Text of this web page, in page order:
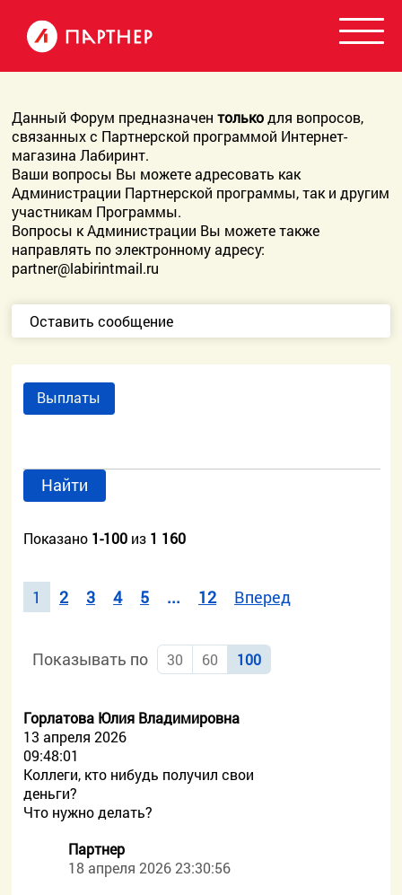
Данный Форум предназначентолькодля вопросов,
связанных с Партнерской программой Интернет-
магазина Лабиринт.
Ваши вопросы Вы можете адресовать как
Администрации Партнерской программы, так и другим
участникам Программы.
Вопросы к Администрации Вы можете также
направлять по электронному адресу:
partner@labirintmail.ru
Оставить сообщение
Выплаты
Найти
Показано 1-100 из 1 160
1 2 3 4 5 ... 12 Вперед
Показывать по 30 60 100
Горлатова Юлия Владимировна
13 апреля 2026
09:48:01
Коллеги, кто нибудь получил свои
деньги?
Что нужно делать?
Партнер
18 апреля 2026 23:30:56